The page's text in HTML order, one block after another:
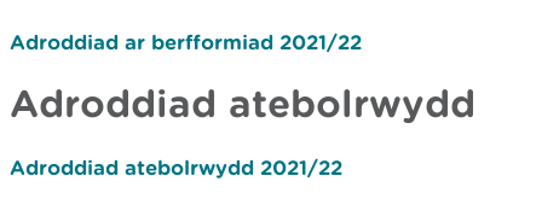
Adroddiad ar berfformiad 2021/22
Adroddiad atebolrwydd
Adroddiad atebolrwydd 2021/22